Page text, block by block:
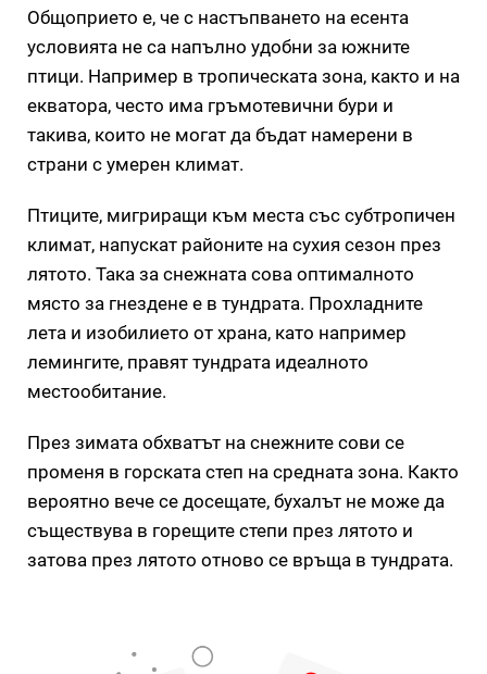
Общоприето е, че с настъпването на есента
условията не са напълно удобни за южните
птици. Например в тропическата зона, както и на
екватора, често има гръмотевични бури и
такива, които не могат да бъдат намерени в
страни с умерен климат.
Птиците, мигриращи към места със субтропичен
климат, напускат районите на сухия сезон през
лятото. Така за снежната сова оптималното
място за гнездене е в тундрата. Прохладните
лета и изобилието от храна, като например
лемингите, правят тундрата идеалното
местообитание.
През зимата обхватът на снежните сови се
променя в горската степ на средната зона. Както
вероятно вече се досещате, бухалът не може да
съществува в горещите степи през лятото и
затова през лятото отново се връща в тундрата.